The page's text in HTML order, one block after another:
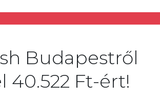
Budapestről
40.522 Ft-ért!